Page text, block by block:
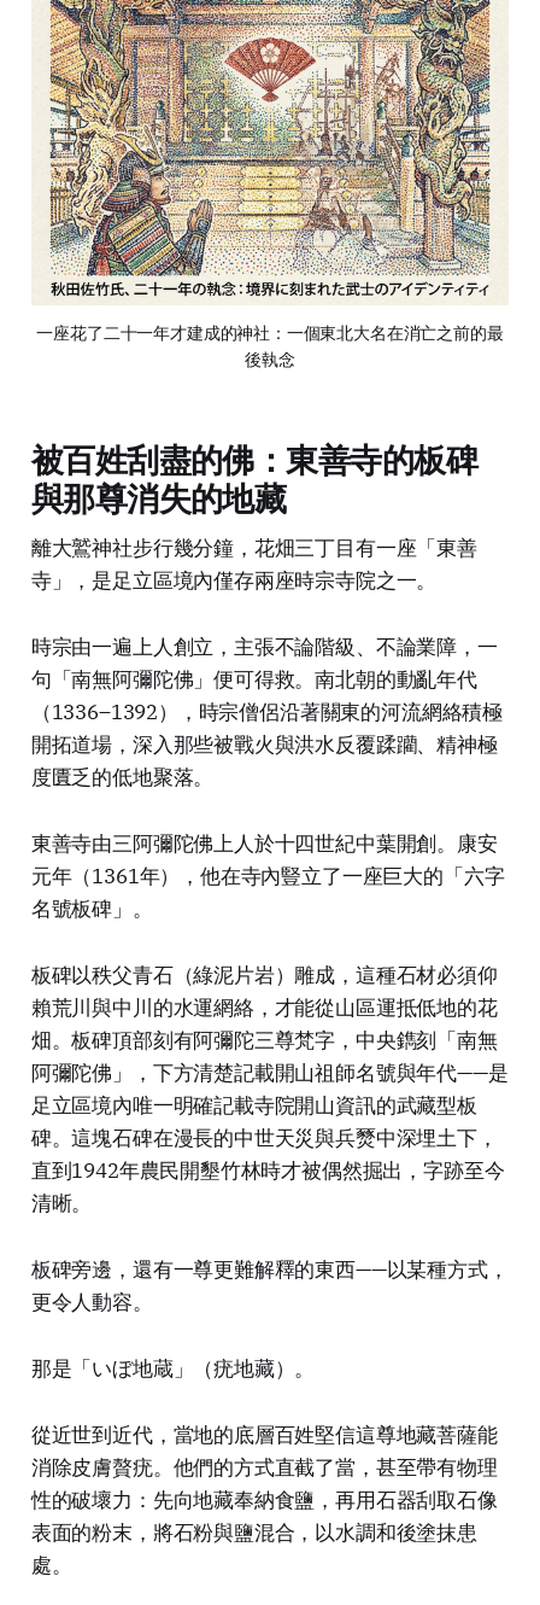
一座花了二十一年才建成的神社：一個東北大名在消亡之前的最
後執念
被百姓刮盡的佛：東善寺的板碑
與那尊消失的地藏
離大鷲神社步行幾分鐘，花畑三丁目有一座「東善
寺」，是足立區境內僅存兩座時宗寺院之一。
時宗由一遍上人創立，主張不論階級、不論業障，一
句「南無阿彌陀佛」便可得救。南北朝的動亂年代
（1336–1392），時宗僧侶沿著關東的河流網絡積極
開拓道場，深入那些被戰火與洪水反覆蹂躪、精神極
度匱乏的低地聚落。
東善寺由三阿彌陀佛上人於十四世紀中葉開創。康安
元年（1361年），他在寺內豎立了一座巨大的「六字
名號板碑」。
板碑以秩父青石（綠泥片岩）雕成，這種石材必須仰
賴荒川與中川的水運網絡，才能從山區運抵低地的花
畑。板碑頂部刻有阿彌陀三尊梵字，中央鐫刻「南無
阿彌陀佛」，下方清楚記載開山祖師名號與年代——是
足立區境內唯一明確記載寺院開山資訊的武藏型板
碑。這塊石碑在漫長的中世天災與兵燹中深埋土下，
直到1942年農民開墾竹林時才被偶然掘出，字跡至今
清晰。
板碑旁邊，還有一尊更難解釋的東西——以某種方式，
更令人動容。
那是「いぼ地蔵」（疣地藏）。
從近世到近代，當地的底層百姓堅信這尊地藏菩薩能
消除皮膚贅疣。他們的方式直截了當，甚至帶有物理
性的破壞力：先向地藏奉納食鹽，再用石器刮取石像
表面的粉末，將石粉與鹽混合，以水調和後塗抹患
處。